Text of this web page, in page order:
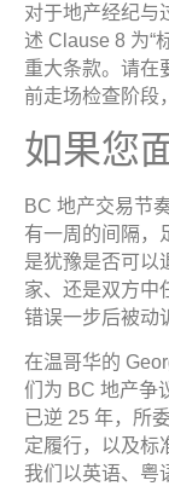
对于地产经纪与
述 Clause 8 为“
重大条款。请在
前走场检查阶段
如果您
BC 地产交易节
有一周的间隔，
是犹豫是否可以
家、还是双方中
错误一步后被动
在温哥华的
们为 BC 地产争
已逆 25 年，所
定履行，以及标
我们以英语、粤